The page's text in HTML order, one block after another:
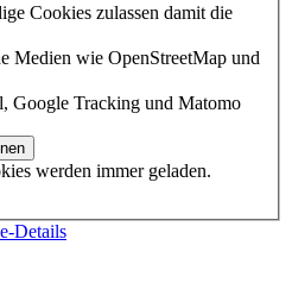
Cookies zulassen damit die
Medien wie OpenStreetMap und
Google Tracking und Matomo
werden immer geladen.
Details